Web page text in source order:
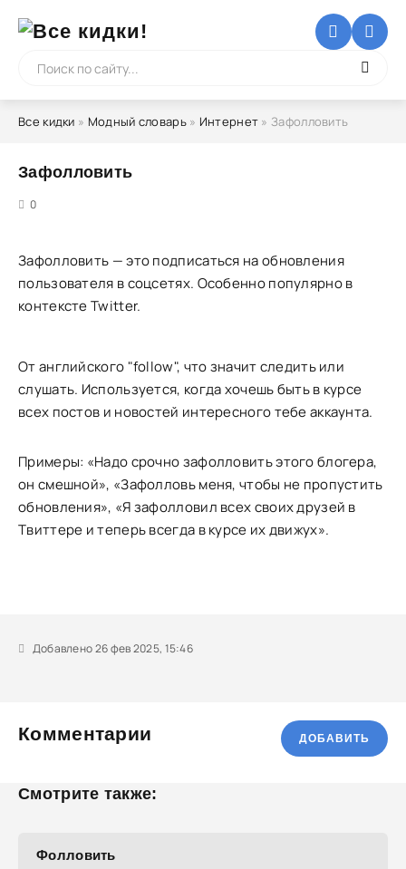
Все кидки » Модный словарь» Интернет » Зафолловить
Зафолловить
0
Зафолловить — это подписаться на обновления
пользователя в соцсетях. Особенно популярно в
контексте Twitter.
От английского "follow", что значит следить или
слушать. Используется, когда хочешь быть в курсе
всех постов и новостей интересного тебе аккаунта.
Примеры: «Надо срочно зафолловить этого блогера,
он смешной», «Зафолловь меня, чтобы не пропустить
обновления», «Я зафолловил всех своих друзей в
Твиттере и теперь всегда в курсе их движух».
Добавлено 26 фев 2025, 15:46
Комментарии ДОБАВИТЬ
Смотрите также:
Фолловить